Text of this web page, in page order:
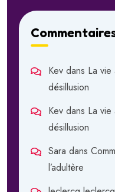
Kev dans La
désillusion
Kev dans La
désillusion
Sara dans
l’adultère